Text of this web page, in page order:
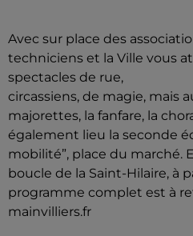
Avec sur place des
techniciens et la Ville vous
spectacles de rue,
circassiens, de magie, mais
majorettes, la fanfare, la
également lieu la seconde
mobilité”, place du marché.
boucle de la Saint-Hilaire, à
programme complet est à
mainvilliers.fr